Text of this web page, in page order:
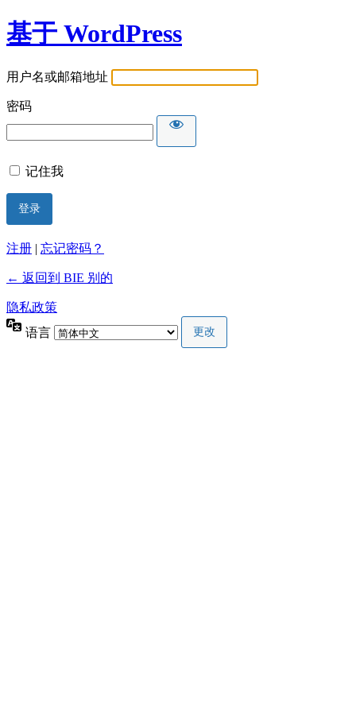
基于 WordPress
用户名或邮箱地址
密码
记住我
注册 | 忘记密码？
← 返回到 BIE 别的
隐私政策
语言